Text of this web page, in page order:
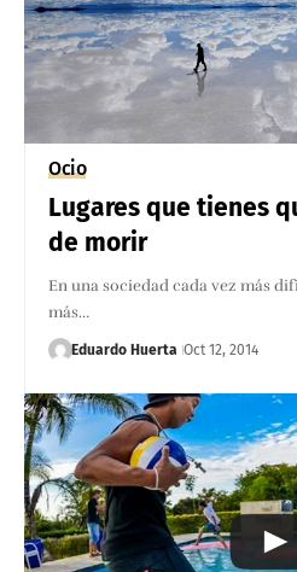
Ocio
Lugares que tienes
de morir
En una sociedad cada vez más
más…
Eduardo Huerta Oct 12, 2014